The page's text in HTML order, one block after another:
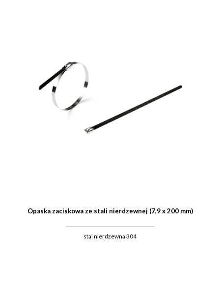
Opaska zaciskowa ze stali nierdzewnej (7,9 x 200 mm)
stal nierdzewna 304